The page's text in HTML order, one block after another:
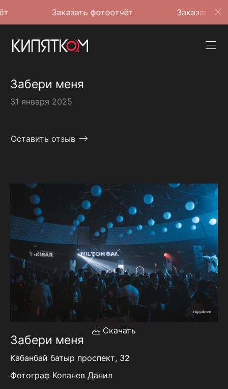
Заказать фотоотчёт Заказать фотоотчёт
Забери меня
31 января 2025
Оставить отзыв
Скачать
Забери меня
Кабанбай батыр проспект, 32
Фотограф Копанев Данил